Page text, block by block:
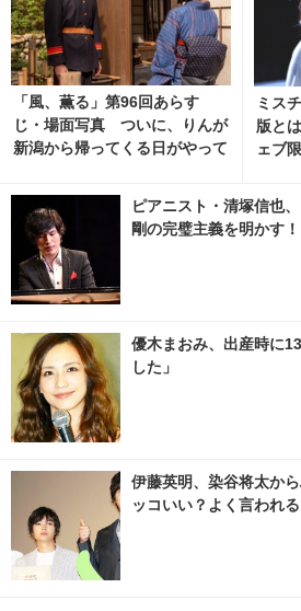
「風、薫る」第96回あらす
じ・場面写真 ついに、りんが
新潟から帰ってくる日がやって
真・画像 | cinemacafe.net
ミス
版と
ェブ
ピアニスト・清塚信也
剛の完璧主義を明かす！
優木まおみ、出産時に
した」
伊藤英明、染谷将太か
ッコいい？よく言われ